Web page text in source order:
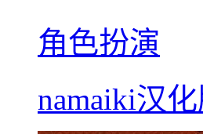
角色扮演
namaiki汉